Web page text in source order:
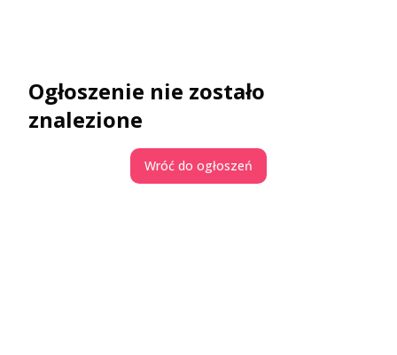
Ogłoszenie nie zostało
znalezione
Wróć do ogłoszeń